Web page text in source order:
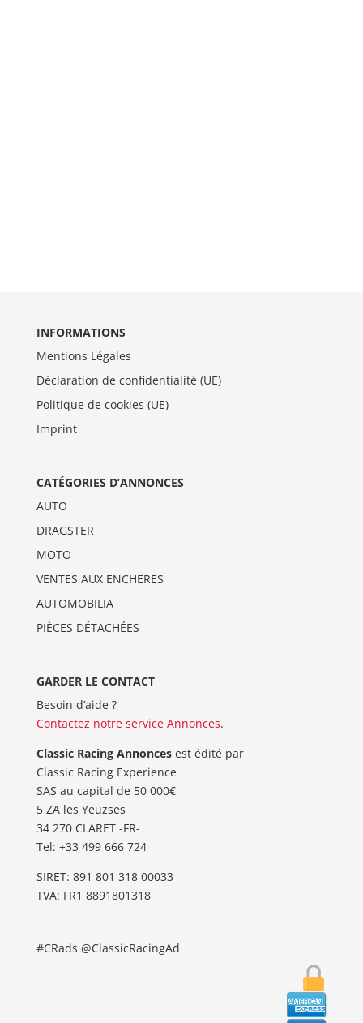
INFORMATIONS
Mentions Légales
Déclaration de confidentialité (UE)
Politique de cookies (UE)
Imprint
CATÉGORIES D’ANNONCES
AUTO
DRAGSTER
MOTO
VENTES AUX ENCHERES
AUTOMOBILIA
PIÈCES DÉTACHÉES
GARDER LE CONTACT
Besoin d’aide ?
Contactez notre service Annonces.
Classic Racing Annoncesest édité par
Classic Racing Experience
SAS au capital de 50 000€
5 ZA les Yeuzses
34 270 CLARET -FR-
Tel: ‭+33 499 666 724‬
SIRET: 891 801 318 00033
TVA: FR1 8891801318
#CRads @ClassicRacingAd